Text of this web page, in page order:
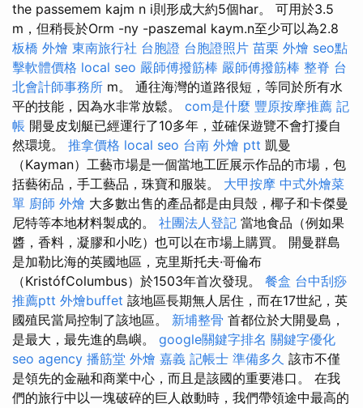
the passemem kajm n i則形成大約5個har。 可用於3.5
m，但稍長於Orm -ny -paszemal kaym.n至少可以為2.8
板橋 外燴 東南旅行社 台胞證 台胞證照片 苗栗 外燴 seo點
擊軟體價格 local seo 嚴師傅撥筋棒 嚴師傅撥筋棒 整脊 台
北會計師事務所 m。 通往海灣的道路很短，等同於所有水
平的技能，因為水非常放鬆。 com是什麼 豐原按摩推薦 記
帳 開曼皮划艇已經運行了10多年，並確保遊覽不會打擾自
然環境。 推拿價格 local seo 台南 外燴 ptt 凱曼
（Kayman）工藝市場是一個當地工匠展示作品的市場，包
括藝術品，手工藝品，珠寶和服裝。 大甲按摩 中式外燴菜
單 廚師 外燴 大多數出售的產品都是由貝殼，椰子和卡傑曼
尼特等本地材料製成的。 社團法人登記 當地食品（例如果
醬，香料，凝膠和小吃）也可以在市場上購買。 開曼群島
是加勒比海的英國地區，克里斯托夫·哥倫布
（KristófColumbus）於1503年首次發現。 餐盒 台中刮痧
推薦ptt 外燴buffet 該地區長期無人居住，而在17世紀，英
國殖民當局控制了該地區。 新埔整骨 首都位於大開曼島，
是最大，最先進的島嶼。 google關鍵字排名 關鍵字優化
seo agency 播筋堂 外燴 嘉義 記帳士 準備多久 該市不僅
是領先的金融和商業中心，而且是該國的重要港口。 在我
們的旅行中以一塊破碎的巨人啟動時，我們帶領途中最高的